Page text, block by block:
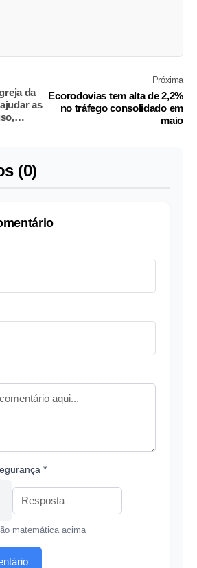
da
as
Próxima
Ecorodovias tem alta de 2,2%
no tráfego consolidado em
maio
(0)
*
matemática acima